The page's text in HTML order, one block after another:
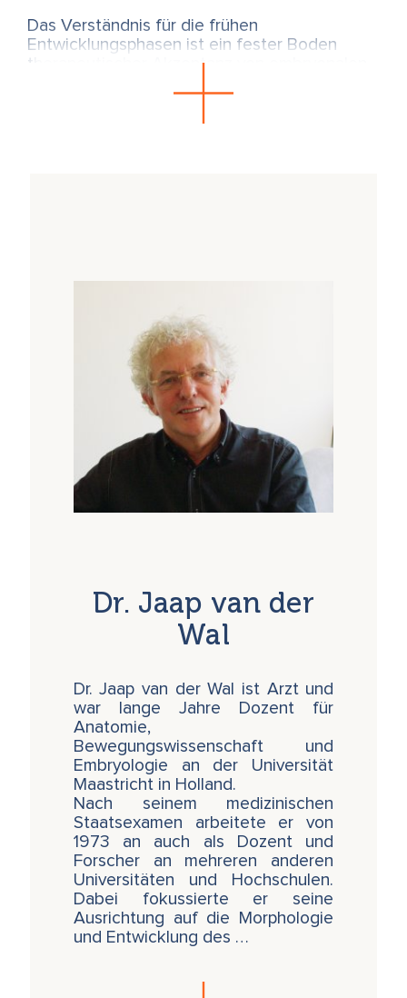
Das Verständnis für die frühen
Entwicklungsphasen ist ein fester Boden
therapeutischer Akzeptanz von embryonalen
(SE) oder in der Ostopathie und Craniosacrale
Körper ans Licht zu bringen. Mit einem
Ausblick auf die Polaritätsmorphologie, die
Dreifaltigkeit des menschlichen Körpers und
die menschliche Existenz in Entwicklung und
Inkarnation werden neue Perspektiven
vorgestellt. Der menschliche Körper wird hier
als ein dynamischer Prozess betrachtet, der
nur als lebendiger Organismus verstanden
werden kann. Es wird versucht, den modernen
philosophischen "Nothingbuttism" (oder
und zu einer echten ganzheitlichen und
spirituellen Humanbiologie zu erweitern. Der
Ansatz, den wir verfolgen werden, ist ein
basiert auf unserer primären Wahrnehmung
und Erfahrung unserer Realität.
Das Ziel der Weiterbildung besteht darin, dass
alle Teilnehmenden die subtilen prägenden
Werdungsprozesse verstehen, welche das
menschliche Individuum formen – indem sie
nicht nur mit dem Intellekt, sondern auch mit
dem Herzen zuhören. Jaap van der Wals
innovative Art, die Dynamik der embryonalen
Entwicklung zu betrachten (was er als
Embryosophie bezeichnet), wird komplett
neue Perspektiven eröffnen bezüglich
Polaritäten und Dreigliederung (oder 'Triune-
und Inkarnation, Evolution und Entwicklung
Dr. Jaap van der
Wal
Dr. Jaap van der Wal ist Arzt und
war lange Jahre Dozent für
Anatomie,
Bewegungswissenschaft und
Embryologie an der Universität
Maastricht in Holland.
Nach seinem medizinischen
Staatsexamen arbeitete er von
1973 an auch als Dozent und
Forscher an mehreren anderen
Universitäten und Hochschulen.
Dabei fokussierte er seine
Ausrichtung auf die Morphologie
und Entwicklung des …